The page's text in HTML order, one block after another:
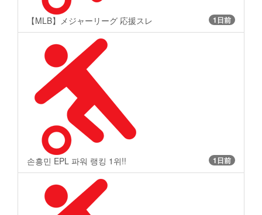
【MLB】メジャーリーグ 応援スレ 1日前
손흥민 EPL 파워 랭킹 1위!! 1日前